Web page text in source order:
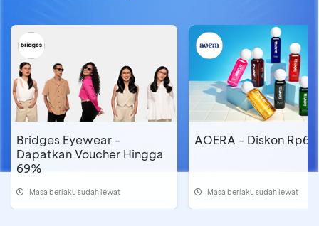
Bridges Eyewear -
Dapatkan Voucher Hingga
69%
Masa berlaku sudah lewat
AOERA - Diskon
Masa berlaku sudah lewat